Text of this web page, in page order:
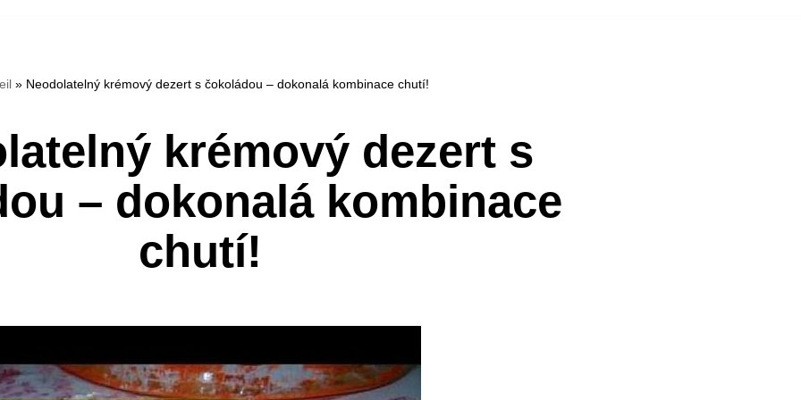
» Neodolatelný krémový dezert s čokoládou – dokonalá kombinace chutí!
krémový dezert s
– dokonalá kombinace
chutí!